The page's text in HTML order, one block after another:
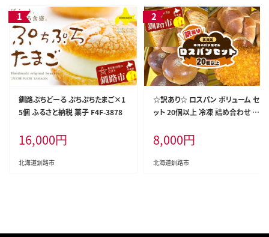
釧路ぷちどーる ぷちぷちたまご×1
5個 ふるさと納税 菓子 F4F-3878
16,000円
北海道釧路市
☆訳あり☆ ロスパン ボリューム セ
ット 20個以上 冷凍 詰め合わせ お
ードロス SDGs サステナブル コス
パ 大容量 便利 レンチン 時短 総菜
パン 菓子パン パン セレクトパン
8,000円
北海道釧路市